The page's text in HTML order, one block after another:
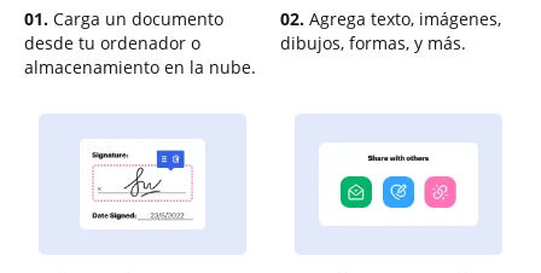
01. Carga un documento
desde tu ordenador o
almacenamiento en la nube.
02. Agrega texto, imágenes,
dibujos, formas, y más.